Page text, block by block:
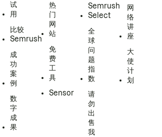
试
用
比较
Semrush
成
功
案
例
数
字
成
果
热
门
网
站
免
费
工
具
Sensor
Semrush
Select
全
球
问
题
指
数
请
勿
出
售
我
网
络
讲
座
大
使
计
划